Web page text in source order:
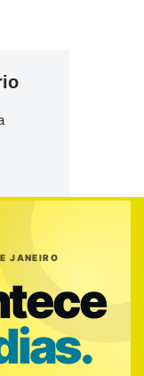
JANEIRO